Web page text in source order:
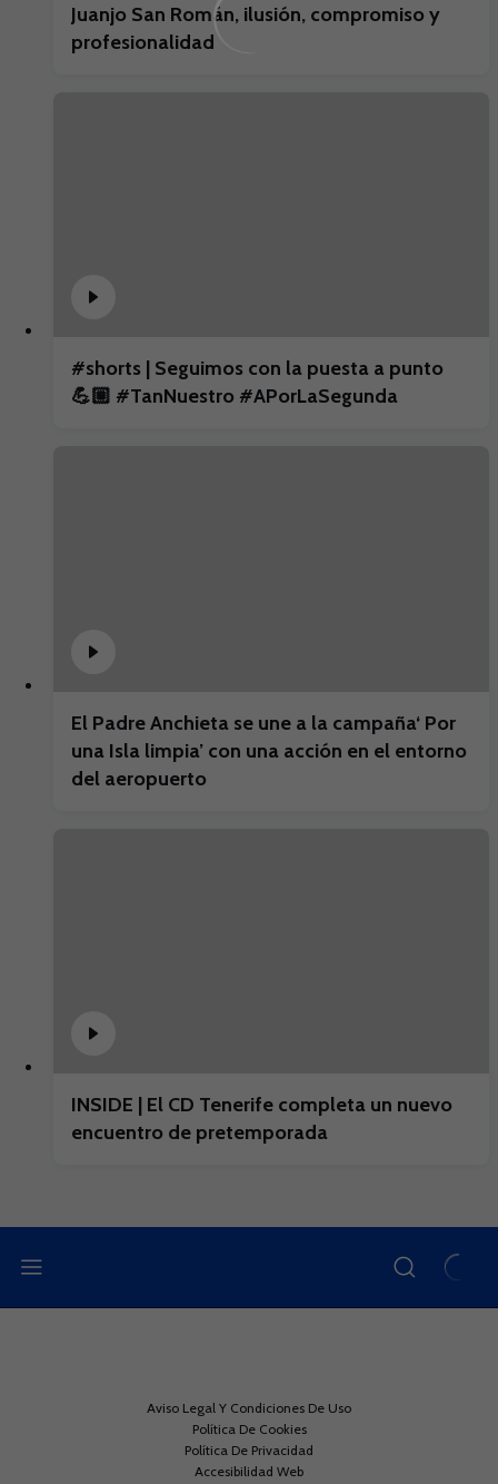
Juanjo San Román, ilusión, compromiso y
profesionalidad
#shorts | Seguimos con la puesta a punto
💪🏼 #TanNuestro #APorLaSegunda
El Padre Anchieta se une a la campaña‘ Por
una Isla limpia’ con una acción en el entorno
del aeropuerto
INSIDE | El CD Tenerife completa un nuevo
encuentro de pretemporada
Aviso Legal Y Condiciones De Uso
Política De Cookies
Política De Privacidad
Accesibilidad Web